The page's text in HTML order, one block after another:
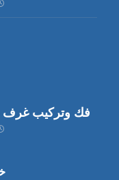
فك وتركيب غرف نوم